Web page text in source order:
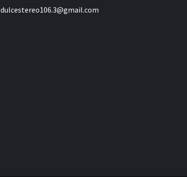
dulcestereo106.3@gmail.com